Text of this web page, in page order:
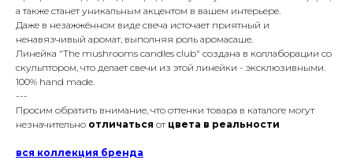
а также станет уникальным акцентом в вашем интерьере.
Даже в незажжённом виде свеча источает приятный и
ненавязчивый аромат, выполняя роль аромасаше.
Линейка "The mushrooms candles club" создана в коллаборации со
скульптором, что делает свечи из этой линейки - эксклюзивными.
100% hand made.
---
Просим обратить внимание, что оттенки товара в каталоге могут
незначительно отличаться от цвета в реальности
вся коллекция бренда